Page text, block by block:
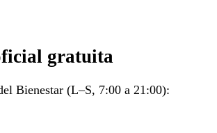
gratuita
Bienestar (L–S, 7:00 a 21:00):